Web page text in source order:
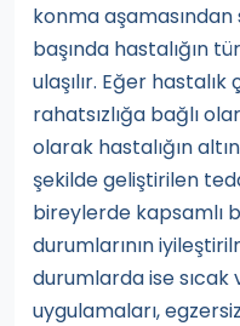
konma
başında hastalığın
ulaşılır. Eğer
rahatsızlığa bağlı
olarak hastalığın
şekilde geliştirilen
bireylerde kapsamlı
durumlarının
durumlarda ise
uygulamaları,